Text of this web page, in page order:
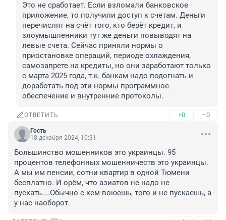
Это не сработает. Если взломали банковское
приложение, то получили доступ к счетам. Деньги
перечислят на счёт того, кто берёт кредит, и
злоумышленники тут же деньги повыводят на
левые счета. Сейчас приняли нормы о
приостановке операций, периоде охлаждения,
самозапрете на кредиты, но они заработают только
с марта 2025 года, т.к. банкам надо подогнать и
доработать под эти нормы программное
обеспечение и внутренние протоколы.
ОТВЕТИТЬ +0 –0
Гость
18 декабря 2024, 10:31
Большинство мошенников это украинцы. 95
процентов телефонных мошенничеств это украинцы.
А мы им пенсии, сотни квартир в одной Тюмени
бесплатно. И орём, что азиатов не надо не
пускать....Обычно с кем воюешь, того и не пускаешь, а
у нас наоборот.